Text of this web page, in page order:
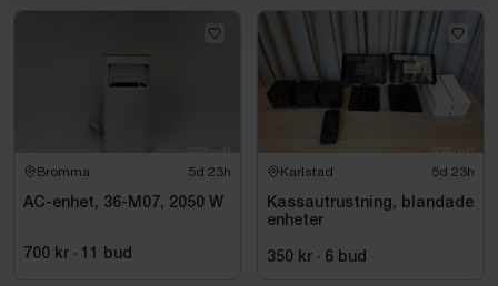
Bromma 5d 23h
AC-enhet, 36-M07, 2050 W
700 kr · 11 bud
Karlstad 5d 23h
Kassautrustning, blandade
enheter
350 kr · 6 bud